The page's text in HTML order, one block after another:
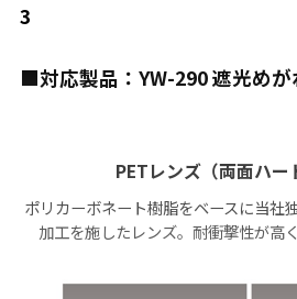
3
■対応製品：YW-290 遮光めが
PETレンズ（両面ハー
ポリカーボネート樹脂をベースに当社
加工を施したレンズ。耐衝撃性が高